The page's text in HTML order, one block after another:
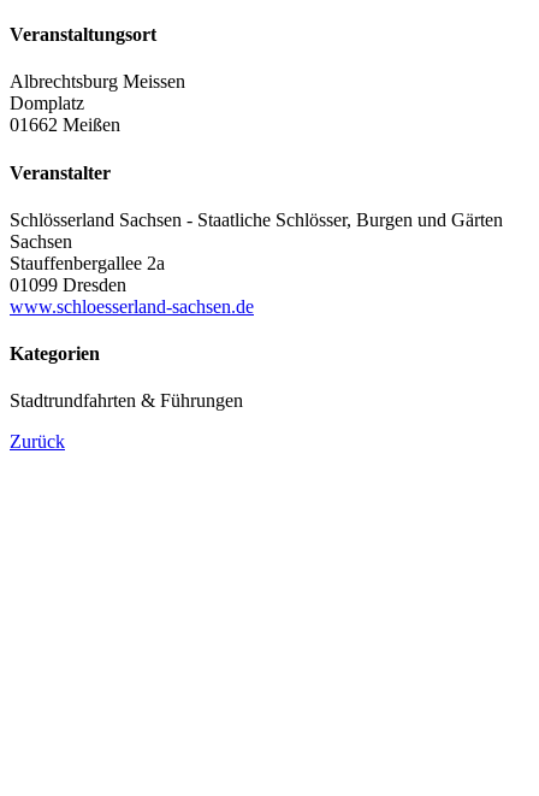
Veranstaltungsort
Albrechtsburg Meissen
Domplatz
01662 Meißen
Veranstalter
Schlösserland Sachsen - Staatliche Schlösser, Burgen und Gärten
Sachsen
Stauffenbergallee 2a
01099 Dresden
www.schloesserland-sachsen.de
Kategorien
Stadtrundfahrten & Führungen
Zurück